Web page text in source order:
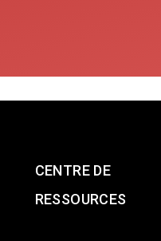
CENTRE DE
RESSOURCES